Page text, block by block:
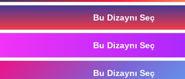
Bu Dizaynı Seç
Bu Dizaynı Seç
Bu Dizaynı Seç